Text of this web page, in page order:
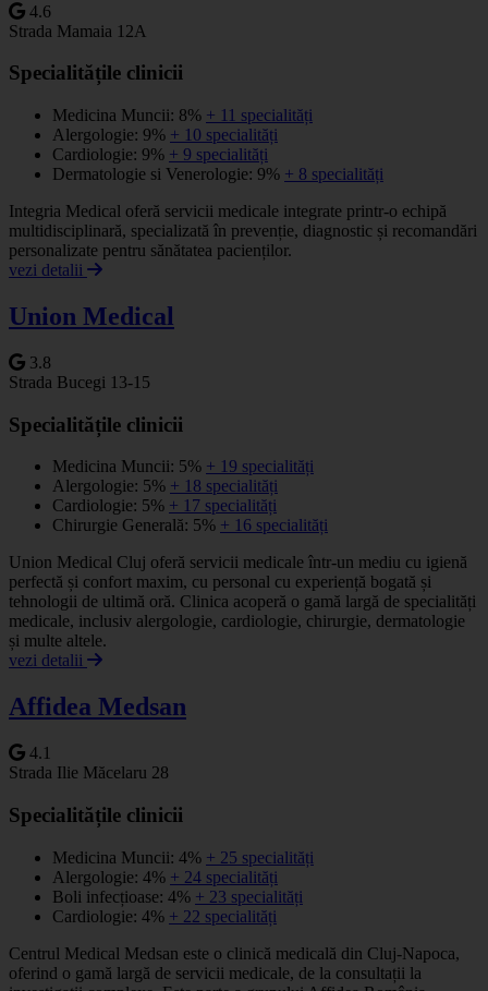
4.6
Strada Mamaia 12A
Specialitățile clinicii
Medicina Muncii: 8% + 11 specialități
Alergologie: 9% + 10 specialități
Cardiologie: 9% + 9 specialități
Dermatologie si Venerologie: 9% + 8 specialități
Integria Medical oferă servicii medicale integrate printr-o echipă
multidisciplinară, specializată în prevenție, diagnostic și recomandări
personalizate pentru sănătatea pacienților.
vezi detalii
Union Medical
3.8
Strada Bucegi 13-15
Specialitățile clinicii
Medicina Muncii: 5% + 19 specialități
Alergologie: 5% + 18 specialități
Cardiologie: 5% + 17 specialități
Chirurgie Generală: 5% + 16 specialități
Union Medical Cluj oferă servicii medicale într-un mediu cu igienă
perfectă și confort maxim, cu personal cu experiență bogată și
tehnologii de ultimă oră. Clinica acoperă o gamă largă de specialități
medicale, inclusiv alergologie, cardiologie, chirurgie, dermatologie
și multe altele.
vezi detalii
Affidea Medsan
4.1
Strada Ilie Măcelaru 28
Specialitățile clinicii
Medicina Muncii: 4% + 25 specialități
Alergologie: 4% + 24 specialități
Boli infecțioase: 4% + 23 specialități
Cardiologie: 4% + 22 specialități
Centrul Medical Medsan este o clinică medicală din Cluj-Napoca,
oferind o gamă largă de servicii medicale, de la consultații la